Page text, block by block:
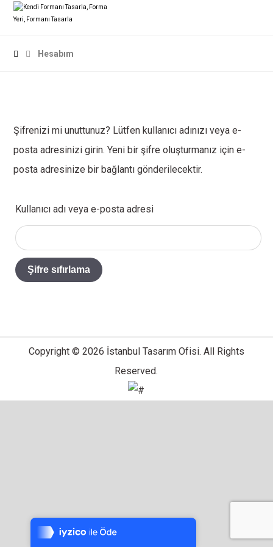
7/24 Canlı Destek
%100 Sorunsuz Alışveriş
Hesabım
Şifrenizi mi unuttunuz? Lütfen kullanıcı adınızı veya e-
posta adresinizi girin. Yeni bir şifre oluşturmanız için e-
posta adresinize bir bağlantı gönderilecektir.
Kullanıcı adı veya e-posta adresi
Şifre sıfırlama
Copyright © 2026 İstanbul Tasarım Ofisi. All Rights
Reserved.